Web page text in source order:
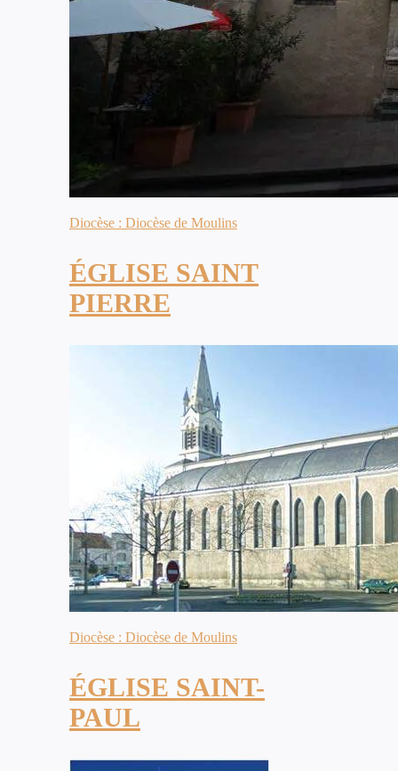
Diocèse : Diocèse de Moulins
ÉGLISE SAINT
PIERRE
Diocèse : Diocèse de Moulins
ÉGLISE SAINT-
PAUL